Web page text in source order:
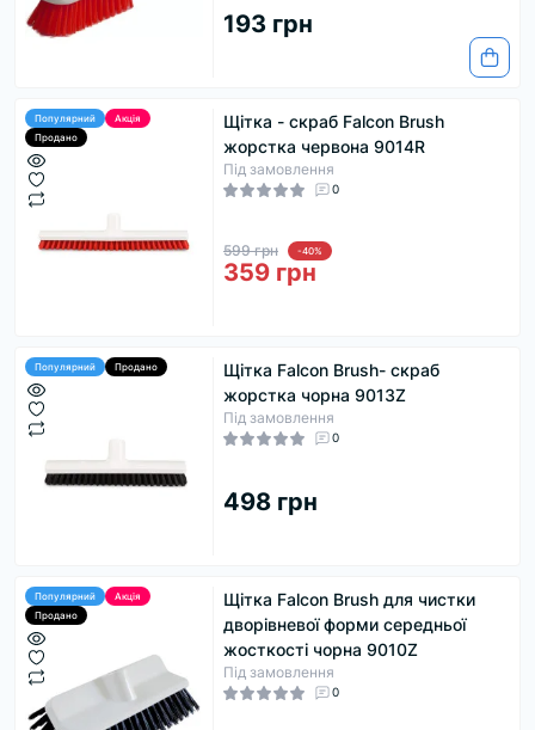
193 грн
Популярний
Акція
Продано
Щітка - скраб Falcon Brush
жорстка червона 9014R
Під замовлення
0
599 грн -40%
359 грн
Популярний Продано
Щітка Falcon Brush- скраб
жорстка чорна 9013Z
Під замовлення
0
498 грн
Популярний
Акція
Продано
Щітка Falcon Brush для чистки
дворівневої форми середньої
жосткості чорна 9010Z
Під замовлення
0